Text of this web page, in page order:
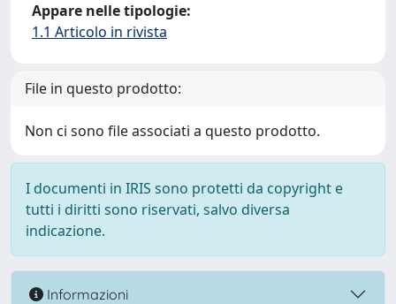
Appare nelle tipologie:
1.1 Articolo in rivista
File in questo prodotto:
Non ci sono file associati a questo prodotto.
I documenti in IRIS sono protetti da copyright e
tutti i diritti sono riservati, salvo diversa
indicazione.
Informazioni